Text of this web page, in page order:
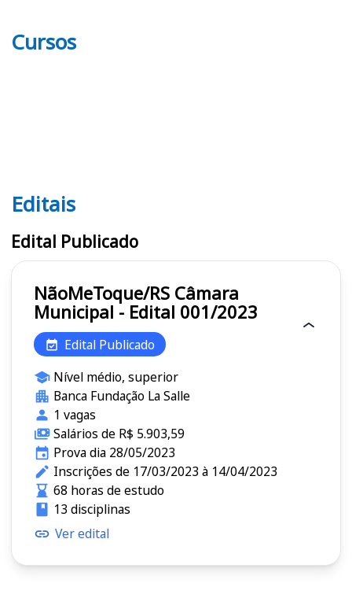
Cursos
Editais
Editais
Edital Publicado
NãoMeToque/RS Câmara
Municipal - Edital 001/2023
Edital Publicado
Nível médio, superior
Banca Fundação La Salle
1 vagas
Salários de R$ 5.903,59
Prova dia 28/05/2023
Inscrições de 17/03/2023 à 14/04/2023
68 horas de estudo
13 disciplinas
Ver edital